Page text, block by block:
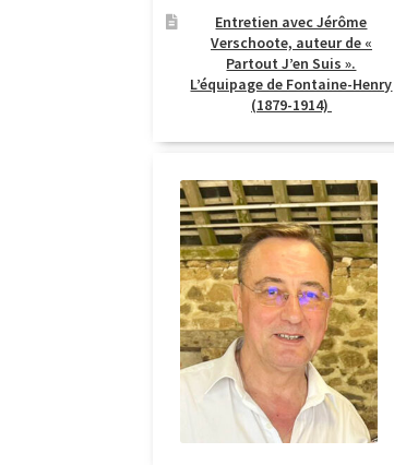
Entretien avec Jérôme
Verschoote, auteur de «
Partout J’en Suis ».
L’équipage de Fontaine-Henry
(1879-1914)